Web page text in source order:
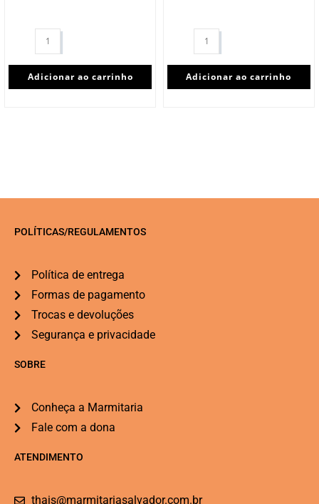
Adicionar ao carrinho Adicionar ao carrinho
POLÍTICAS/REGULAMENTOS
Política de entrega
Formas de pagamento
Trocas e devoluções
Segurança e privacidade
SOBRE
Conheça a Marmitaria
Fale com a dona
ATENDIMENTO
thais@marmitariasalvador.com.br